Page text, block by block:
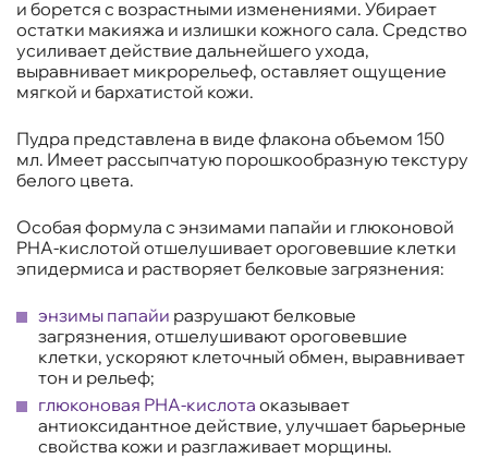
и борется с возрастными изменениями. Убирает
остатки макияжа и излишки кожного сала. Средство
усиливает действие дальнейшего ухода,
выравнивает микрорельеф, оставляет ощущение
мягкой и бархатистой кожи.
Пудра представлена в виде флакона объемом 150
мл. Имеет рассыпчатую порошкообразную текстуру
белого цвета.
Особая формула с энзимами папайи и глюконовой
PHA-кислотой отшелушивает ороговевшие клетки
эпидермиса и растворяет белковые загрязнения:
энзимы папайи разрушают белковые
загрязнения, отшелушивают ороговевшие
клетки, ускоряют клеточный обмен, выравнивает
тон и рельеф;
глюконовая РНА-кислота оказывает
антиоксидантное действие, улучшает барьерные
свойства кожи и разглаживает морщины.